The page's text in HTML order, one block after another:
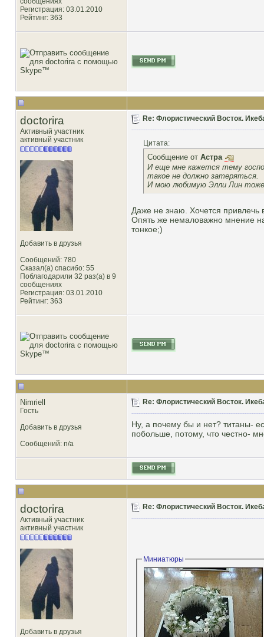
Регистрация: 03.01.2010
Рейтинг: 363
doctorira
Активный участник
активный участник
Добавить в друзья
Сообщений: 780
Сказал(а) спасибо: 55
Поблагодарили 32 раз(а) в 9
сообщениях
Регистрация: 03.01.2010
Рейтинг: 363
Re: Флористический Восток.
Цитата:
Сообщение от Астра
И еще мне кажется тему
такое не должно затеряться.
И мою любимую Элли Лин
Даже не знаю. Хочется привлечь
Опять же немаловажно мнение
тонкое;)
Nimriell
Гость
Добавить в друзья
Сообщений: n/a
Re: Флористический Восток.
Ну, а почему бы и нет? титаны-
побольше, потому, что честно-
doctorira
Активный участник
активный участник
Добавить в друзья
Re: Флористический Восток.
Миниатюры